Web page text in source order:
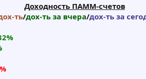
Доходность ПАММ-счетов
ть/дох-ть за вчера/дох-ть за